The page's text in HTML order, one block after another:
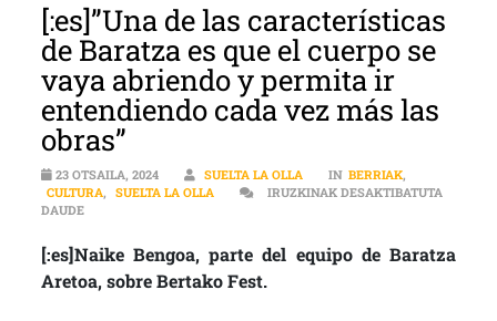
[:es]”Una de las características
de Baratza es que el cuerpo se
vaya abriendo y permita ir
entendiendo cada vez más las
obras”
23 OTSAILA, 2024 SUELTA LA OLLA IN BERRIAK,
CULTURA, SUELTA LA OLLA
IRUZKINAK DESAKTIBATUTA
DAUDE[:ES]”UNA DE LAS CARACTERÍSTICAS DE BARATZA ES QUE EL
[:es]Naike Bengoa, parte del equipo de Baratza
Aretoa, sobre Bertako Fest.